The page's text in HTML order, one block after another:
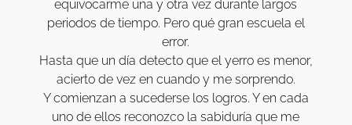
equivocarme una y otra vez durante largos
periodos de tiempo. Pero qué gran escuela el
error.
Hasta que un día detecto que el yerro es menor,
acierto de vez en cuando y me sorprendo.
Y comienzan a sucederse los logros. Y en cada
uno de ellos reconozco la sabiduría que me